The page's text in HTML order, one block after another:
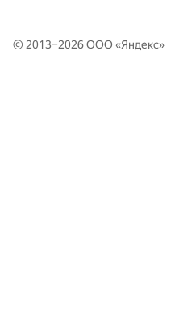
© 2013–2026 ООО «Яндекс»